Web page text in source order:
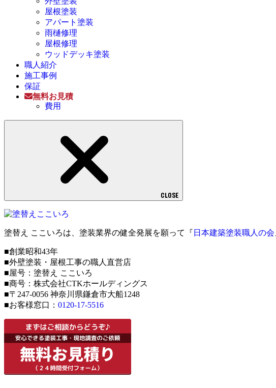
屋根塗装
アパート塗装
雨樋修理
屋根修理
ウッドデッキ塗装
職人紹介
施工事例
保証
無料お見積
費用
CLOSE
塗替え ここいろは、塗装業界の健全発展を願って『 日本建築塗装職人の会
■創業昭和43年
■外壁塗装・屋根工事の職人直営店
■屋号：塗替え ここいろ
■商号：株式会社CTKホールディングス
■〒247-0056 神奈川県鎌倉市大船1248
■お客様窓口： 0120-17-5516